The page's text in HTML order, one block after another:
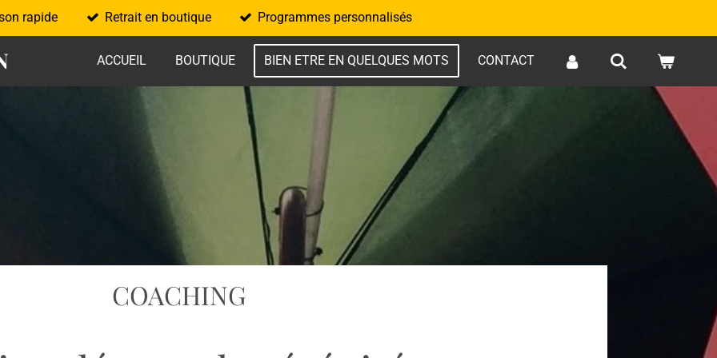
rapide Retrait en boutique Programmes personnalisés
ACCUEIL BOUTIQUE BIEN ETRE EN QUELQUES MOTS CONTACT
COACHING